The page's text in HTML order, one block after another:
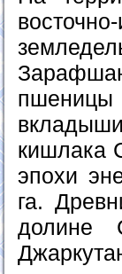
пшеницы
кишлака
эпохи
га.
долине